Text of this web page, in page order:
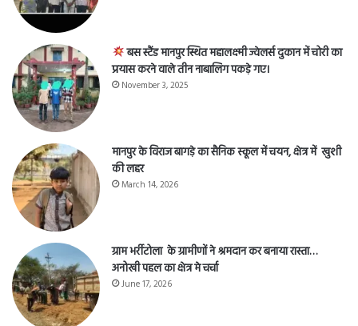
बस स्टैंड मानपुर स्थित महालक्ष्मी ज्वेलर्स दुकान में चोरी का
प्रयास करने वाले तीन नाबालिग पकड़े गए।
November 3, 2025
मानपुर के विराज बागड़े का सैनिक स्कूल में चयन, क्षेत्र में खुशी
की लहर
March 14, 2026
ग्राम भर्रीटोला के ग्रामीणों ने श्रमदान कर बनाया रास्ता…
अनोखी पहल का क्षेत्र मे चर्चा
June 17, 2026